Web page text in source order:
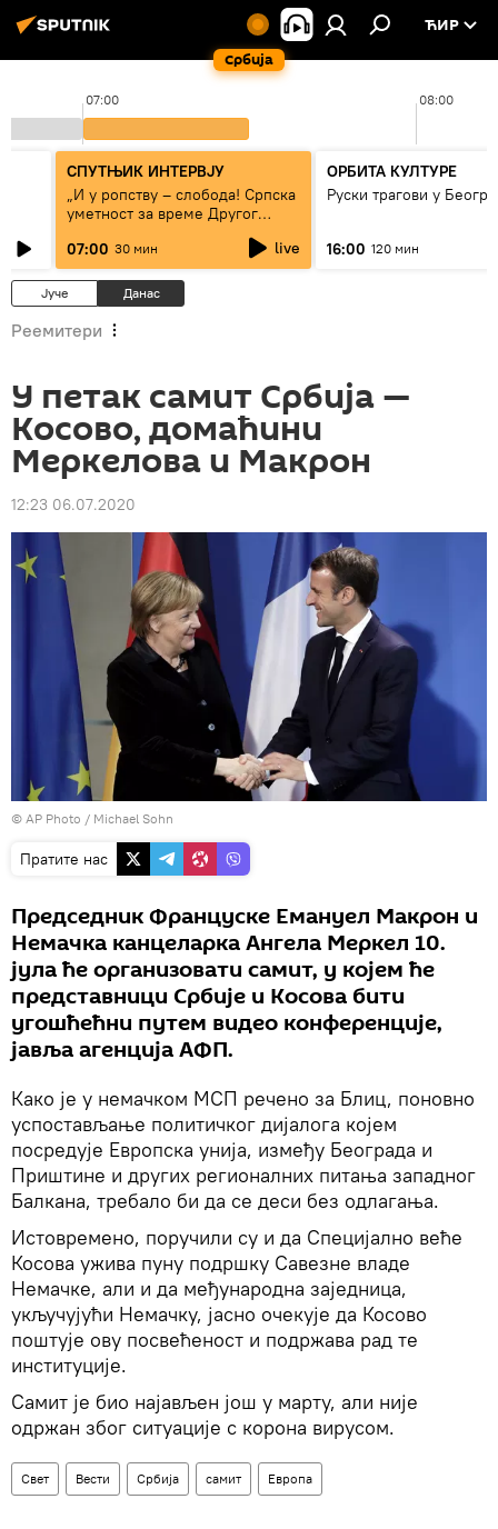
Србија
ЋИР
07:00 08:00
СПУТЊИК ИНТЕРВЈУ
„И у ропству – слобода! Српска
уметност за време Другог
07:00 30 мин live
ОРБИТА КУЛТУРЕ
Руски трагови у
16:00 120 мин
Јуче Данас
Реемитери
У петак самит Србија —
Косово, домаћини
Меркелова и Макрон
12:23 06.07.2020
© AP Photo / Michael Sohn
Пратите нас
Председник Француске Емануел Макрон и
Немачка канцеларка Ангела Меркел 10.
јула ће организовати самит, у којем ће
представници Србије и Косова бити
угошћећни путем видео конференције,
јавља агенција АФП.
Како је у немачком МСП речено за Блиц, поновно
успостављање политичког дијалога којем
посредује Европска унија, између Београда и
Приштине и других регионалних питања западног
Балкана, требало би да се деси без одлагања.
Истовремено, поручили су и да Специјално веће
Косова ужива пуну подршку Савезне владе
Немачке, али и да међународна заједница,
укључујући Немачку, јасно очекује да Косово
поштује ову посвећеност и подржава рад те
институције.
Самит је био најављен још у марту, али није
одржан због ситуације с корона вирусом.
Свет Вести Србија самит Европа